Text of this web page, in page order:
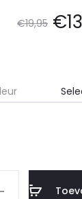
€19,95 €